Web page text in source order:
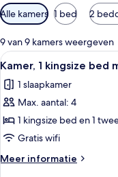
Beschikbare
filters
voor
kamers
Alle kamers 1 bed 2
9 van 9 kamers weergeven
Alle
foto's
voor
Kamer,
1
kingsize
bed
met
4
Kamer, 1 kingsize bed
1 slaapkamer
Max. aantal: 4
1 kingsize bed en 1
Gratis wifi
Meer informatie
Meer